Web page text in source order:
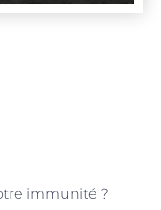
immunité ?